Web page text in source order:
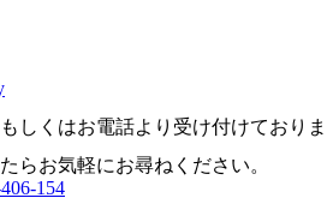
しくはお電話より受け付けておりま
らお気軽にお尋ねください。
154